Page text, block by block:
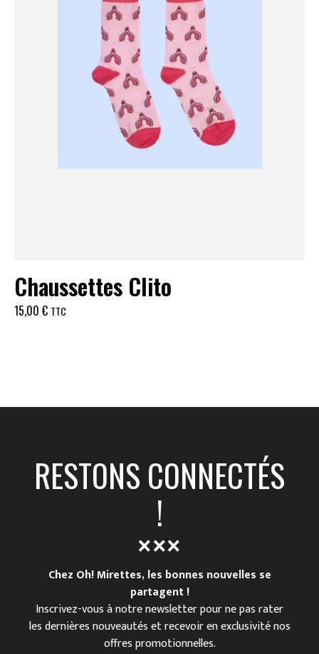
Chaussettes Clito
15,00 € TTC
RESTONS CONNECTÉS
!
Chez Oh! Mirettes, les bonnes nouvelles se
partagent !
Inscrivez-vous à notre newsletter pour ne pas rater
les dernières nouveautés et recevoir en exclusivité nos
offres promotionnelles.